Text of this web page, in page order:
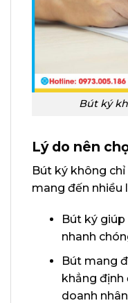
Bút ký
Lý do nên
Bút ký không
mang đến nhiều
Bút ký
nhanh
Bút mang
khẳng định
doanh nhân